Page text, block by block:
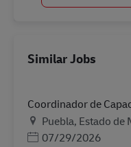
Similar Jobs
Coordinador de
Helyszín
Puebla, Estado de
Posted Date
07/29/2026